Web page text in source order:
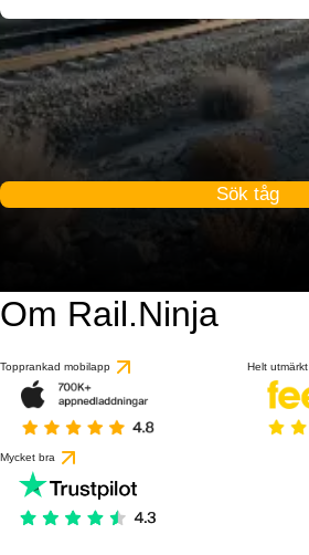
Sök tåg
Om Rail.Ninja
Topprankad mobilapp Helt utmärkt
Mycket bra